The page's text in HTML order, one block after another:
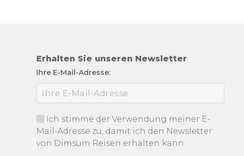
Erhalten Sie unseren Newsletter
Ihre E-Mail-Adresse:
Ich stimme der Verwendung meiner E-
Mail-Adresse zu, damit ich den Newsletter
von Dimsum Reisen erhalten kann.